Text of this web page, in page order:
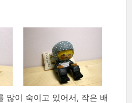
많이 숙이고 있어서, 작은 배